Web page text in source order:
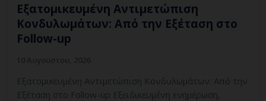
Εξατομικευμένη Αντιμετώπιση
Κονδυλωμάτων: Από την Εξέταση στο
Follow-up
Εξατομικευμένη Αντιμετώπιση Κονδυλωμάτων: Από την
Εξέταση στο Follow-up Εξειδικευμένη ενημέρωση,